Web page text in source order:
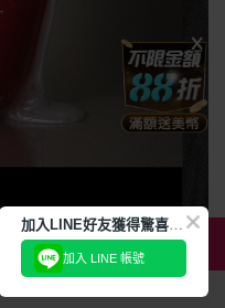
直接購買
加
入LINE好友獲得驚喜折扣!
加入 LINE 帳號